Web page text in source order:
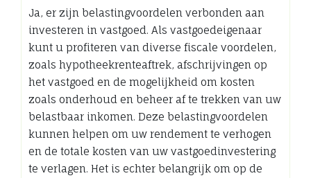
Ja, er zijn belastingvoordelen verbonden aan
investeren in vastgoed. Als vastgoedeigenaar
kunt u profiteren van diverse fiscale voordelen,
zoals hypotheekrenteaftrek, afschrijvingen op
het vastgoed en de mogelijkheid om kosten
zoals onderhoud en beheer af te trekken van uw
belastbaar inkomen. Deze belastingvoordelen
kunnen helpen om uw rendement te verhogen
en de totale kosten van uw vastgoedinvestering
te verlagen. Het is echter belangrijk om op de